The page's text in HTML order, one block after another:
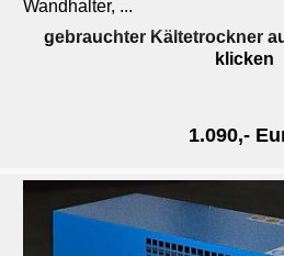
Wandhalter, ...
gebrauchter Kältetrockner
klicken
1.090,-